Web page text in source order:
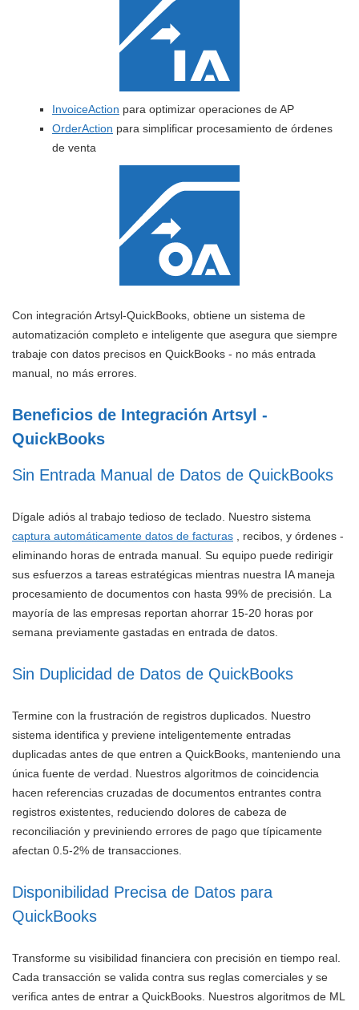
InvoiceAction para optimizar operaciones de AP
OrderAction para simplificar procesamiento de órdenes
de venta
Con integración Artsyl-QuickBooks, obtiene un sistema de
automatización completo e inteligente que asegura que siempre
trabaje con datos precisos en QuickBooks - no más entrada
manual, no más errores.
Beneficios de Integración Artsyl -
QuickBooks
Sin Entrada Manual de Datos de QuickBooks
Dígale adiós al trabajo tedioso de teclado. Nuestro sistema
captura automáticamente datos de facturas , recibos, y órdenes -
eliminando horas de entrada manual. Su equipo puede redirigir
sus esfuerzos a tareas estratégicas mientras nuestra IA maneja
procesamiento de documentos con hasta 99% de precisión. La
mayoría de las empresas reportan ahorrar 15-20 horas por
semana previamente gastadas en entrada de datos.
Sin Duplicidad de Datos de QuickBooks
Termine con la frustración de registros duplicados. Nuestro
sistema identifica y previene inteligentemente entradas
duplicadas antes de que entren a QuickBooks, manteniendo una
única fuente de verdad. Nuestros algoritmos de coincidencia
hacen referencias cruzadas de documentos entrantes contra
registros existentes, reduciendo dolores de cabeza de
reconciliación y previniendo errores de pago que típicamente
afectan 0.5-2% de transacciones.
Disponibilidad Precisa de Datos para
QuickBooks
Transforme su visibilidad financiera con precisión en tiempo real.
Cada transacción se valida contra sus reglas comerciales y se
verifica antes de entrar a QuickBooks. Nuestros algoritmos de ML